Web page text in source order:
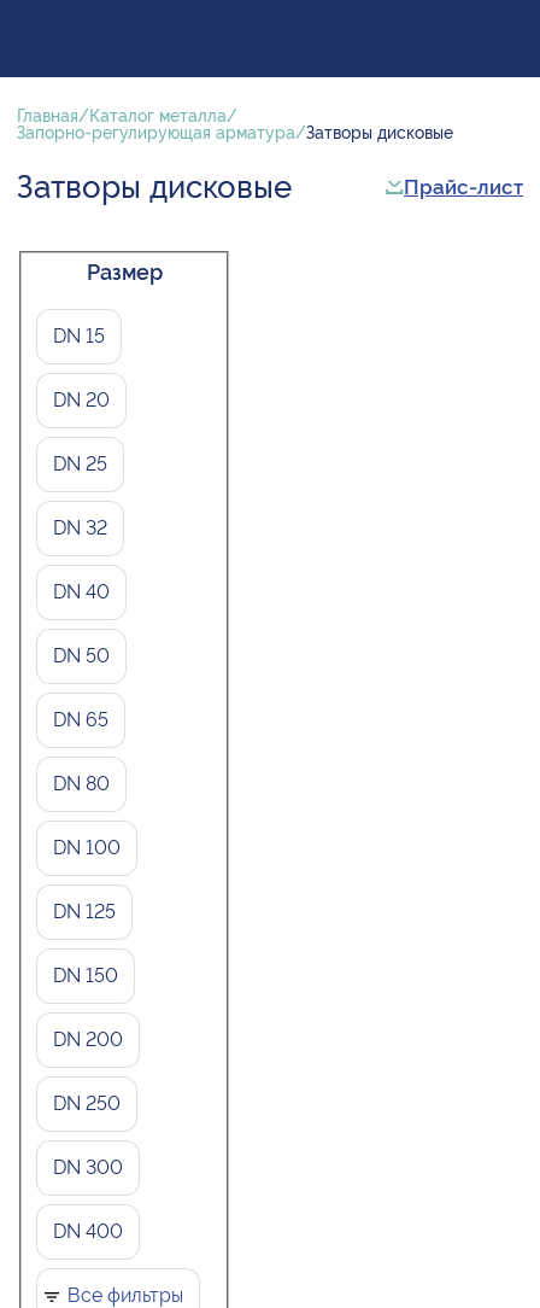
Главная
Каталог металла
Запорно-регулирующая арматура
Затворы дисковые
Затворы дисковые Прайс-лист
Размер
DN 15
DN 20
DN 25
DN 32
DN 40
DN 50
DN 65
DN 80
DN 100
DN 125
DN 150
DN 200
DN 250
DN 300
DN 400
Все фильтры